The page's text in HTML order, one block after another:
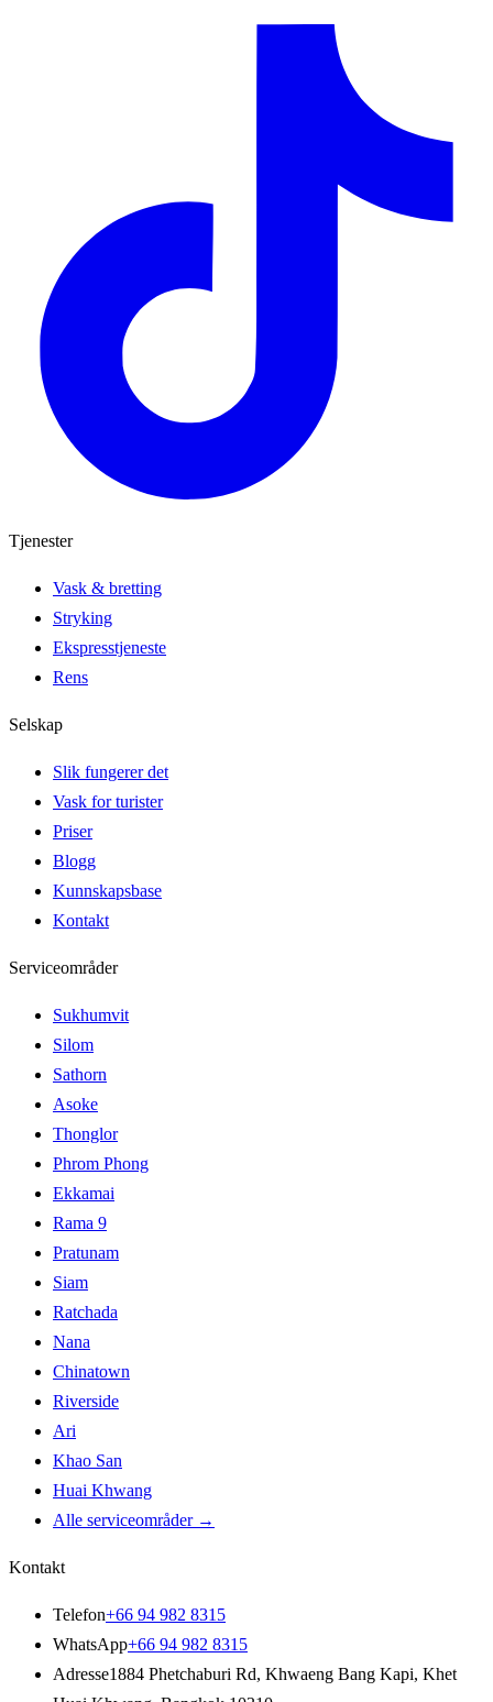
Tjenester
Vask & bretting
Stryking
Ekspresstjeneste
Rens
Selskap
Slik fungerer det
Vask for turister
Priser
Blogg
Kunnskapsbase
Kontakt
Serviceområder
Sukhumvit
Silom
Sathorn
Asoke
Thonglor
Phrom Phong
Ekkamai
Rama 9
Pratunam
Siam
Ratchada
Nana
Chinatown
Riverside
Ari
Khao San
Huai Khwang
Alle serviceområder→
Kontakt
Telefon+66 94 982 8315
WhatsApp+66 94 982 8315
Adresse1884 Phetchaburi Rd, Khwaeng Bang Kapi, Khet